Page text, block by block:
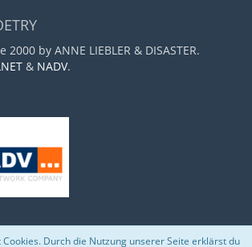
by ANNE LIEBLER & DISASTER.
& NADV.
Durch die Nutzung unserer Seite erklärst du